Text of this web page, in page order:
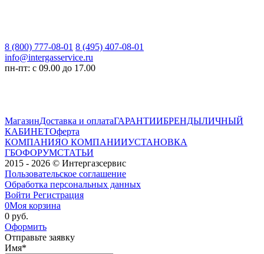
8 (800) 777-08-01 8 (495) 407-08-01
info@intergasservice.ru
пн-пт: с 09.00 до 17.00
МагазинДоставка и оплатаГАРАНТИИБРЕНДЫЛИЧНЫЙ
КАБИНЕТОферта
КОМПАНИЯО КОМПАНИИУСТАНОВКА
ГБОФОРУМСТАТЬИ
2015 - 2026 © Интергазсервис
Пользовательское соглашение
Обработка персональных данных
Войти Регистрация
0Моя корзина
0 руб.
Оформить
Отправьте заявку
Имя*